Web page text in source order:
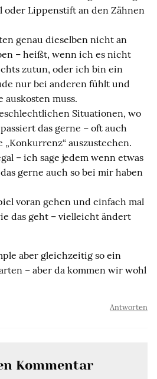
oder Lippenstift an den Zähnen
genau dieselben nicht an
– heißt, wenn ich es nicht
zutun, oder ich bin ein
nur bei anderen fühlt und
auskosten muss.
Situationen, wo
das gerne – oft auch
auszustechen.
– ich sage jedem wenn etwas
gerne auch so bei mir haben
voran gehen und einfach mal
das geht – vielleicht ändert
aber gleichzeitig so ein
– aber da kommen wir wohl
Antworten
Kommentar